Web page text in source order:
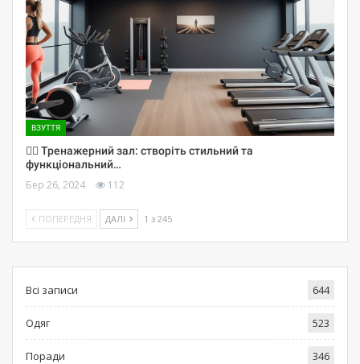
ВЗУТТЯ
🏋️‍♀️ Тренажерний зал: створіть стильний та
функціональний…
Бер 26, 2024 112
ПОПЕРЕДНЯ ДАЛІ 1 з 245
Всі записи 644
Одяг 523
Поради 346